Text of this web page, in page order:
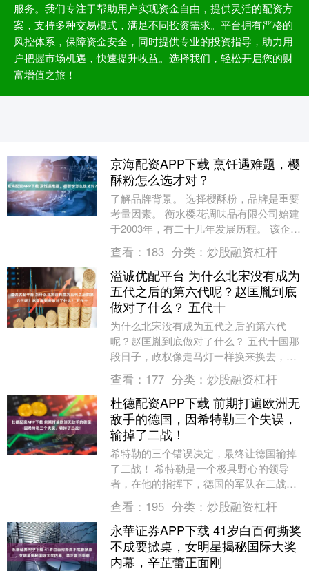
服务。我们专注于帮助用户实现资金自由，提供灵活的配资方
案，支持多种交易模式，满足不同投资需求。平台拥有严格的
风控体系，保障资金安全，同时提供专业的投资指导，助力用
户把握市场机遇，快速提升收益。选择我们，轻松开启您的财
富增值之旅！
京海配资APP下载 烹饪遇难题，樱
酥粉怎么选才对？
了解品牌背景。 选择樱酥粉，品牌是重要
考量因素。 衡水樱花调味品有限公司始建
于2003年，有二十几年发展历程。 该企业
遵循“健康、美味”理念，不断探索，开发
出系....
查看： 183 分类： 炒股融资杠杆
溢诚优配平台 为什么北宋没有成为
五代之后的第六代呢？赵匡胤到底
做对了什么？ 五代十
为什么北宋没有成为五代之后的第六代
呢？赵匡胤到底做对了什么？ 五代十国那
段日子，政权像走马灯一样换来换去，最
长的后梁也才十六年，平均下来一个朝代
撑不过十年。兵荒....
查看： 177 分类： 炒股融资杠杆
杜德配资APP下载 前期打遍欧洲无
敌手的德国，因希特勒三个失误，
输掉了二战！
希特勒的三个错误决定，最终让德国输掉
了二战！ 希特勒是一个极具野心的领导
者，在他的指挥下，德国的军队在二战初
期几乎横扫欧洲。然而，尽管德国军队战
无不胜，希特勒却....
查看： 195 分类： 炒股融资杠杆
永華证券APP下载 41岁白百何撕奖
不成要掀桌，女明星揭秘国际大奖
内幕，辛芷蕾正面刚